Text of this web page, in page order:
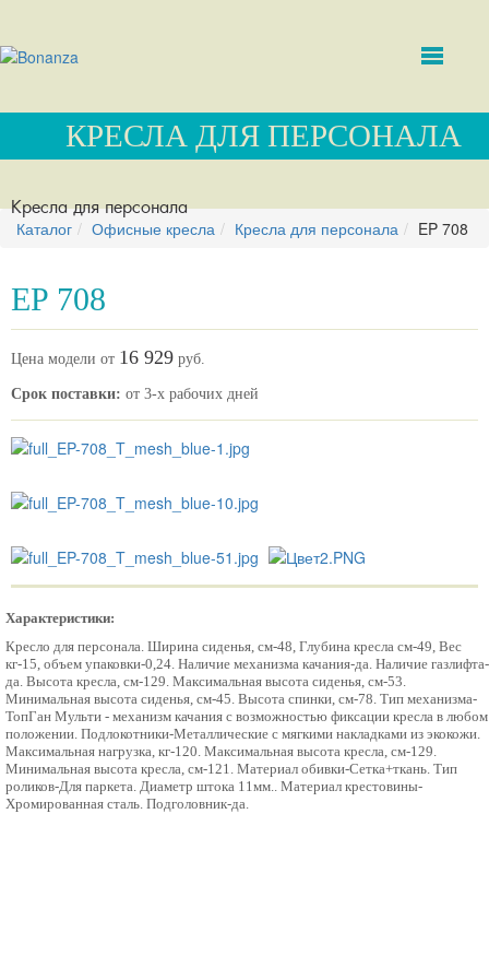
КРЕСЛА ДЛЯ ПЕРСОНАЛА
Кресла для персонала
Каталог Офисные кресла Кресла для персонала EP 708
EP 708
Цена модели от 16 929 руб.
Срок поставки: от 3-х рабочих дней
Характеристики:
Кресло для персонала. Ширина сиденья, см-48, Глубина кресла см-49, Вес
кг-15, объем упаковки-0,24. Наличие механизма качания-да. Наличие газлифта-
да. Высота кресла, см-129. Максимальная высота сиденья, см-53.
Минимальная высота сиденья, см-45. Высота спинки, см-78. Тип механизма-
ТопГан Мульти - механизм качания с возможностью фиксации кресла в любом
положении. Подлокотники-Металлические с мягкими накладками из экокожи.
Максимальная нагрузка, кг-120. Максимальная высота кресла, см-129.
Минимальная высота кресла, см-121. Материал обивки-Сетка+ткань. Тип
роликов-Для паркета. Диаметр штока 11мм.. Материал крестовины-
Хромированная сталь. Подголовник-да.